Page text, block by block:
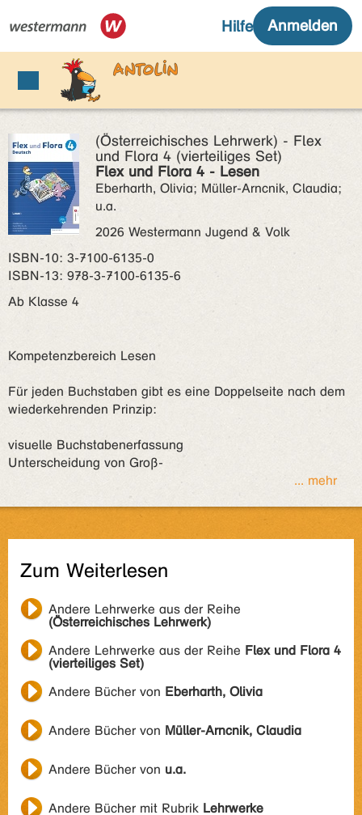
(Österreichisches Lehrwerk) - Flex
und Flora 4 (vierteiliges Set)
Flex und Flora 4 - Lesen
Eberharth, Olivia; Müller-Arncnik, Claudia;
u.a.
2026 Westermann Jugend & Volk
ISBN‑10: 3-7100-6135-0
ISBN‑13: 978-3-7100-6135-6
Ab Klasse 4
Kompetenzbereich Lesen
Für jeden Buchstaben gibt es eine Doppelseite nach dem
wiederkehrenden Prinzip:
visuelle Buchstabenerfassung
Unterscheidung von Groß-
... mehr
Zum Weiterlesen
Andere Lehrwerke aus der Reihe
(Österreichisches Lehrwerk)
Andere Lehrwerke aus der Reihe Flex und Flora 4
(vierteiliges Set)
Andere Bücher von Eberharth, Olivia
Andere Bücher von Müller-Arncnik, Claudia
Andere Bücher von u.a.
Andere Bücher mit Rubrik Lehrwerke